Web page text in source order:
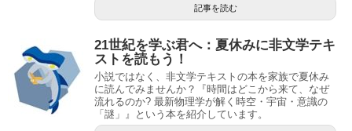
記事を読む
21世紀を学ぶ君へ：夏休みに非文学テキ
ストを読もう！
小説ではなく、非文学テキストの本を家族で夏休み
に読んでみませんか？『時間はどこから来て、なぜ
流れるのか? 最新物理学が解く時空・宇宙・意識の
「謎」』という本を紹介しています。